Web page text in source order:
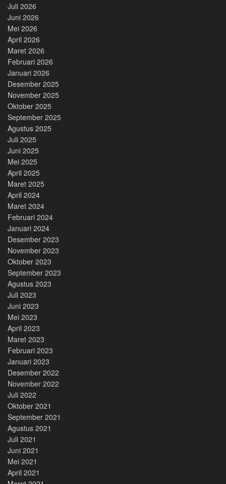
Juli 2026
Juni 2026
Mei 2026
April 2026
Maret 2026
Februari 2026
Januari 2026
Desember 2025
November 2025
Oktober 2025
September 2025
Agustus 2025
Juli 2025
Juni 2025
Mei 2025
April 2025
Maret 2025
April 2024
Maret 2024
Februari 2024
Januari 2024
Desember 2023
November 2023
Oktober 2023
September 2023
Agustus 2023
Juli 2023
Juni 2023
Mei 2023
April 2023
Maret 2023
Februari 2023
Januari 2023
Desember 2022
November 2022
Juli 2022
Oktober 2021
September 2021
Agustus 2021
Juli 2021
Juni 2021
Mei 2021
April 2021